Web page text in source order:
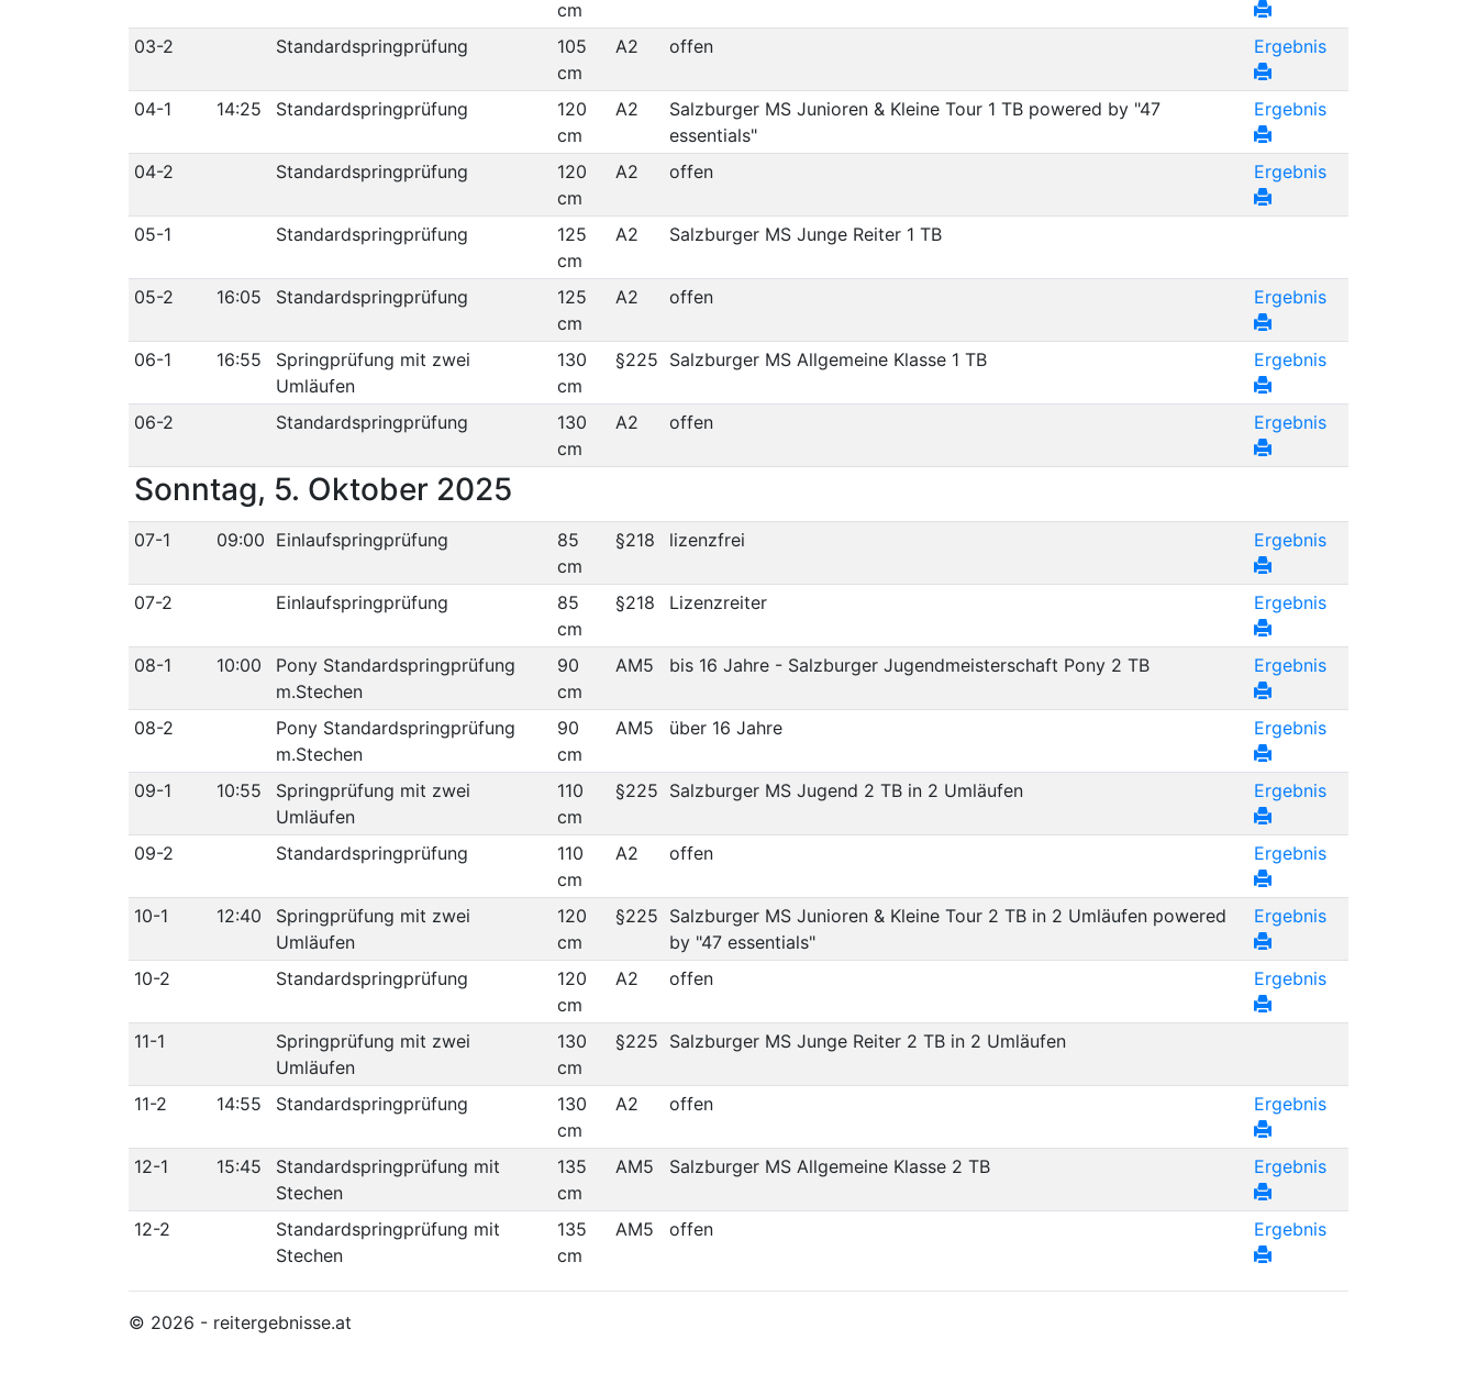
cm
03-2 Standardspringprüfung
105
cm
A2 offen Ergebnis
04-1 14:25 Standardspringprüfung
120
cm
A2
Salzburger MS Junioren & Kleine Tour 1 TB powered by "47
essentials"
Ergebnis
04-2 Standardspringprüfung
120
cm
A2 offen Ergebnis
05-1 Standardspringprüfung
125
cm
A2 Salzburger MS Junge Reiter 1 TB
05-2 16:05 Standardspringprüfung
125
cm
A2 offen Ergebnis
06-1 16:55
Springprüfung mit zwei
Umläufen
130
cm
§225 Salzburger MS Allgemeine Klasse 1 TB Ergebnis
06-2 Standardspringprüfung
130
cm
A2 offen Ergebnis
Sonntag, 5. Oktober 2025
07-1 09:00 Einlaufspringprüfung
85
cm
§218 lizenzfrei Ergebnis
07-2 Einlaufspringprüfung
85
cm
§218 Lizenzreiter Ergebnis
08-1 10:00
Pony Standardspringprüfung
m.Stechen
90
cm
AM5 bis 16 Jahre - Salzburger Jugendmeisterschaft Pony 2 TB Ergebnis
08-2
Pony Standardspringprüfung
m.Stechen
90
cm
AM5 über 16 Jahre Ergebnis
09-1 10:55
Springprüfung mit zwei
Umläufen
110
cm
§225 Salzburger MS Jugend 2 TB in 2 Umläufen Ergebnis
09-2 Standardspringprüfung
110
cm
A2 offen Ergebnis
10-1 12:40
Springprüfung mit zwei
Umläufen
120
cm
§225 Salzburger MS Junioren & Kleine Tour 2 TB in 2 Umläufen powered
by "47 essentials"
Ergebnis
10-2 Standardspringprüfung
120
cm
A2 offen Ergebnis
11-1
Springprüfung mit zwei
Umläufen
130
cm
§225 Salzburger MS Junge Reiter 2 TB in 2 Umläufen
11-2 14:55 Standardspringprüfung
130
cm
A2 offen Ergebnis
12-1 15:45
Standardspringprüfung mit
Stechen
135
cm
AM5 Salzburger MS Allgemeine Klasse 2 TB Ergebnis
12-2
Standardspringprüfung mit
Stechen
135
cm
AM5 offen Ergebnis
© 2026 - reitergebnisse.at